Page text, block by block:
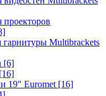
проекторов
гарнитуры Multibrackets
[6]
[16]
19" Euromet [16]